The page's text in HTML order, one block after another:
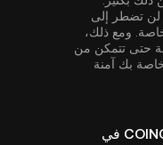
لن تضطر إلى
ومع ذلك،
حتى تتمكن من
بك آمنة
احتفظ للحياة بعملة COINGHOST ( COGO ) في